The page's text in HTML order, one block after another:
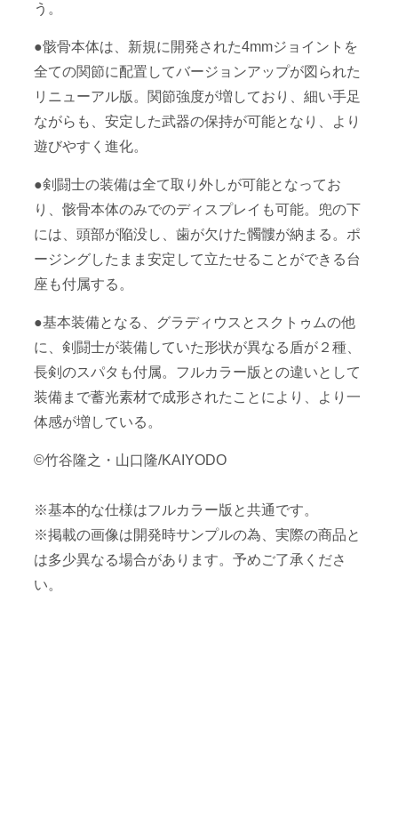
う。
●骸骨本体は、新規に開発された4mmジョイントを
全ての関節に配置してバージョンアップが図られた
リニューアル版。関節強度が増しており、細い手足
ながらも、安定した武器の保持が可能となり、より
遊びやすく進化。
●剣闘士の装備は全て取り外しが可能となってお
り、骸骨本体のみでのディスプレイも可能。兜の下
には、頭部が陥没し、歯が欠けた髑髏が納まる。ポ
ージングしたまま安定して立たせることができる台
座も付属する。
●基本装備となる、グラディウスとスクトゥムの他
に、剣闘士が装備していた形状が異なる盾が２種、
長剣のスパタも付属。フルカラー版との違いとして
装備まで蓄光素材で成形されたことにより、より一
体感が増している。
©竹谷隆之・山口隆/KAIYODO
※基本的な仕様はフルカラー版と共通です。
※掲載の画像は開発時サンプルの為、実際の商品と
は多少異なる場合があります。予めご了承くださ
い。